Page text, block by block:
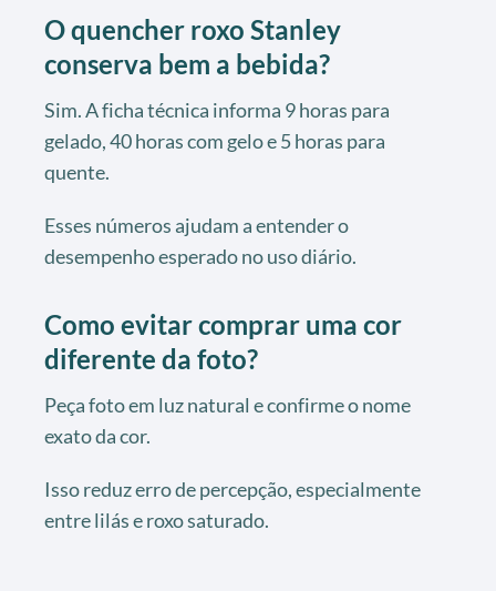
O quencher roxo Stanley
conserva bem a bebida?
Sim. A ficha técnica informa 9 horas para
gelado, 40 horas com gelo e 5 horas para
quente.
Esses números ajudam a entender o
desempenho esperado no uso diário.
Como evitar comprar uma cor
diferente da foto?
Peça foto em luz natural e confirme o nome
exato da cor.
Isso reduz erro de percepção, especialmente
entre lilás e roxo saturado.